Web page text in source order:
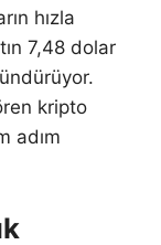
hızla
7,48 dolar
kripto
adım